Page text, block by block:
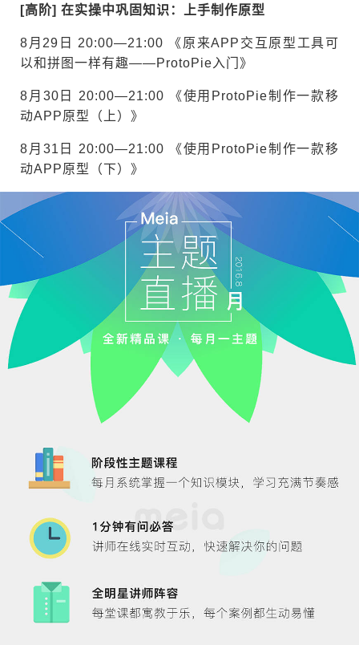
[高阶] 在实操中巩固知识：上手制作原型
8月29日 20:00—21:00 《原来APP交互原型工具可
以和拼图一样有趣——ProtoPie入门》
8月30日 20:00—21:00 《使用ProtoPie制作一款移
动APP原型（上）》
8月31日 20:00—21:00 《使用ProtoPie制作一款移
动APP原型（下）》